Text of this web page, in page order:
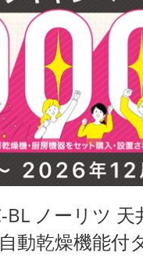
BL ノーリツ
動乾燥機能付